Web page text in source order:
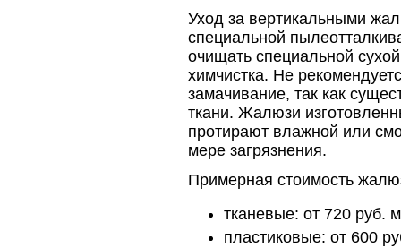
Уход за вертикальными
специальной
очищать специальной
химчистка. Не
замачивание, так как
ткани. Жалюзи
протирают влажной или
мере загрязнения.
Примерная стоимость
тканевые: от 720 руб. м
пластиковые: от 600